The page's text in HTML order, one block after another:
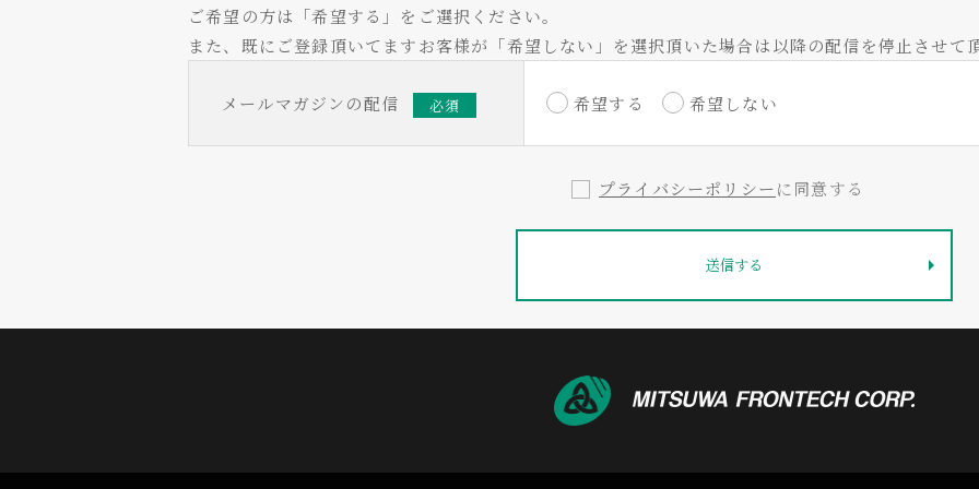
ご希望の方は「希望する」をご選択ください。
また、既にご登録頂いてますお客様が「希望しない」を選択頂いた場合は以降の配信を停止させて頂
メールマガジンの配信 必須 希望する 希望しない
プライバシーポリシーに同意する